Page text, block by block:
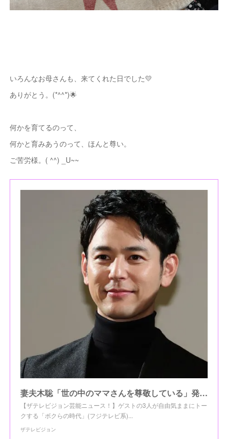
いろんなお母さんも、来てくれた日でした💛
ありがとう。(*^^*)🌟
何かを育てるのって、
何かと育みあうのって、ほんと尊い。
ご苦労様。( ^^) _U~~
妻夫木聡「世の中のママさんを尊敬している」発言に“全国の奥様”から感謝の声が続々 （1/2） | 芸能ニュースならザテレビジョン
【ザテレビジョン芸能ニュース！】ゲストの3人が自由気ままにトー
クする「ボクらの時代」(フジテレビ系)...
ザテレビジョン